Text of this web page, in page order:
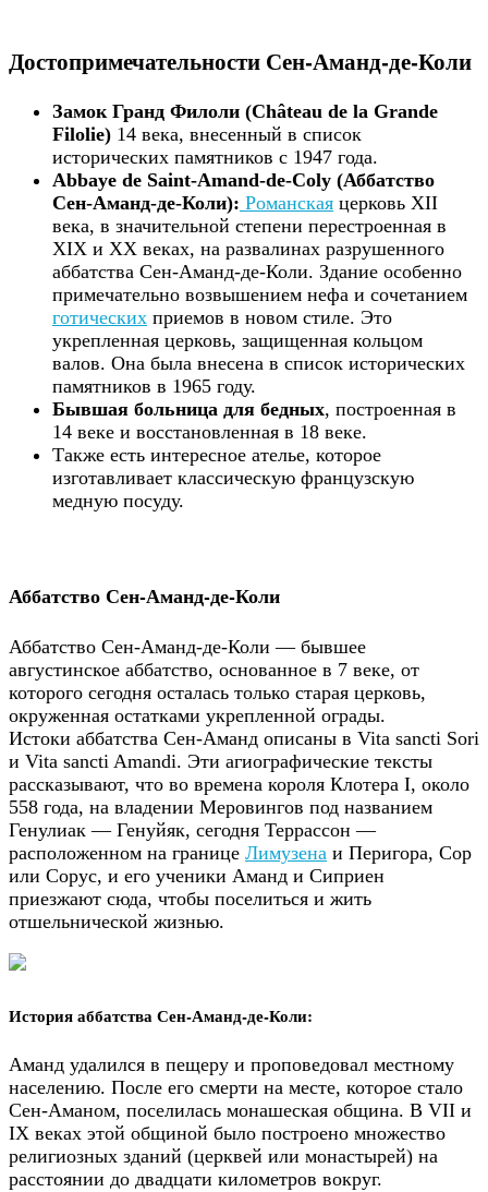
Достопримечательности Сен-Аманд-де-Коли
Замок Гранд Филоли (Château de la Grande
Filolie) 14 века, внесенный в список
исторических памятников с 1947 года.
Abbaye de Saint-Amand-de-Coly (Аббатство
Сен-Аманд-де-Коли): Романская церковь XII
века, в значительной степени перестроенная в
XIX и XX веках, на развалинах разрушенного
аббатства Сен-Аманд-де-Коли. Здание особенно
примечательно возвышением нефа и сочетанием
готических приемов в новом стиле. Это
укрепленная церковь, защищенная кольцом
валов. Она была внесена в список исторических
памятников в 1965 году.
Бывшая больница для бедных, построенная в
14 веке и восстановленная в 18 веке.
Также есть интересное ателье, которое
изготавливает классическую французскую
медную посуду.
Аббатство Сен-Аманд-де-Коли
Аббатство Сен-Аманд-де-Коли — бывшее
августинское аббатство, основанное в 7 веке, от
которого сегодня осталась только старая церковь,
окруженная остатками укрепленной ограды.
Истоки аббатства Сен-Аманд описаны в Vita sancti Sori
и Vita sancti Amandi. Эти агиографические тексты
рассказывают, что во времена короля Клотера I, около
558 года, на владении Меровингов под названием
Генулиак — Генуйяк, сегодня Террассон —
расположенном на границе Лимузена и Перигора, Сор
или Сорус, и его ученики Аманд и Сиприен
приезжают сюда, чтобы поселиться и жить
отшельнической жизнью.
История аббатства Сен-Аманд-де-Коли:
Аманд удалился в пещеру и проповедовал местному
населению. После его смерти на месте, которое стало
Сен-Аманом, поселилась монашеская община. В VII и
IX веках этой общиной было построено множество
религиозных зданий (церквей или монастырей) на
расстоянии до двадцати километров вокруг.